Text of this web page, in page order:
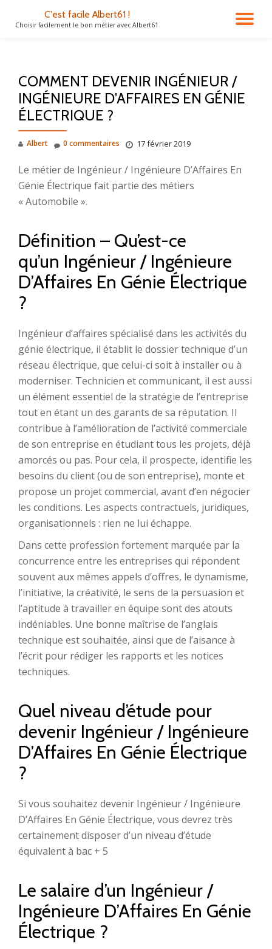
C'est facile Albert61 !
Choisir facilement le bon métier avec Albert61
COMMENT DEVENIR INGÉNIEUR /
INGÉNIEURE D’AFFAIRES EN GÉNIE
ÉLECTRIQUE ?
Albert 17 février 2019
0 commentaires
Le métier de Ingénieur / Ingénieure D’Affaires En
Génie Électrique fait partie des métiers
« Automobile ».
Définition – Qu’est-ce
qu’un Ingénieur / Ingénieure
D’Affaires En Génie Électrique
?
Ingénieur d’affaires spécialisé dans les activités du
génie électrique, il établit le dossier technique d’un
réseau électrique, que celui-ci soit à installer ou à
moderniser. Technicien et communicant, il est aussi
un élément essentiel de la stratégie de l’entreprise
tout en étant un des garants de sa réputation. Il
contribue à l’amélioration de l’activité commerciale
de son entreprise en étudiant tous les projets, déjà
amorcés ou pas. Pour cela, il prospecte, identifie les
besoins du client (ou de son entreprise), monte et
propose un projet commercial, avant d’en négocier
les conditions. Les aspects contractuels, juridiques,
organisationnels : rien ne lui échappe.
Dans cette profession fortement marquée par la
concurrence entre les entreprises qui répondent
souvent aux mêmes appels d’offres, le dynamisme,
l’initiative, la créativité, le sens de la persuasion et
l’aptitude à travailler en équipe sont des atouts
indéniables. Une bonne maîtrise de l’anglais
technique est souhaitée, ainsi que de l’aisance à
l’écrit pour rédiger les rapports et les notices
techniques.
Quel niveau d’étude pour
devenir Ingénieur / Ingénieure
D’Affaires En Génie Électrique
?
Si vous souhaitez devenir Ingénieur / Ingénieure
D’Affaires En Génie Électrique, vous devrez très
certainement disposer d’un niveau d’étude
équivalent à bac + 5
Le salaire d’un Ingénieur /
Ingénieure D’Affaires En Génie
Électrique ?